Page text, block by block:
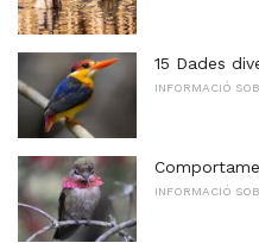
15 Dades
INFORMACIÓ
INFORMACIÓ